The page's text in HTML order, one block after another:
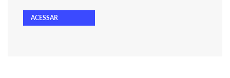
ACESSAR